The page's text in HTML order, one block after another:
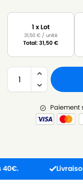
1 x Lot
31,50€ / unité
Total:31,50€
Paiement
Livraison